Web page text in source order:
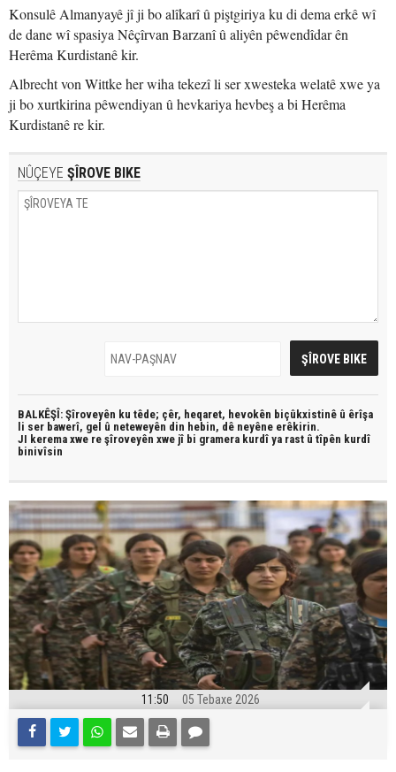
Konsulê Almanyayê jî ji bo alîkarî û piştgiriya ku di dema erkê wî
de dane wî spasiya Nêçîrvan Barzanî û aliyên pêwendîdar ên
Herêma Kurdistanê kir.
Albrecht von Wittke her wiha tekezî li ser xwesteka welatê xwe ya
ji bo xurtkirina pêwendiyan û hevkariya hevbeş a bi Herêma
Kurdistanê re kir.
NÛÇEYE ŞÎROVE BIKE
BALKÊŞÎ: Şîroveyên ku têde; çêr, heqaret, hevokên biçûkxistinê û êrîşa
li ser bawerî, gel û neteweyên din hebin, dê neyêne erêkirin.
JI kerema xwe re şîroveyên xwe jî bi gramera kurdî ya rast û tîpên kurdî
binivîsin
11:50 05 Tebaxe 2026